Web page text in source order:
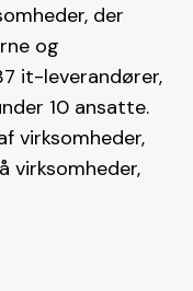
der
og
it-leverandører,
10 ansatte.
virksomheder,
virksomheder,